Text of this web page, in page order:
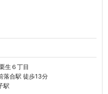
生６丁目
落合駅 徒歩13分
駅